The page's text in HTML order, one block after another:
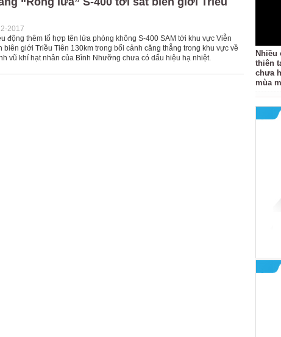
2017
động thêm tổ hợp tên lửa phòng không S-400 SAM tới khu vực Viễn
biên giới Triều Tiên 130km trong bối cảnh căng thẳng trong khu vực về
vũ khí hạt nhân của Bình Nhưỡng chưa có dấu hiệu hạ nhiệt.
Nhiều
thiên
chưa
mùa